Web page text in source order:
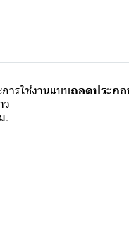
ารใช้งานแบบถอดประก
ว
.